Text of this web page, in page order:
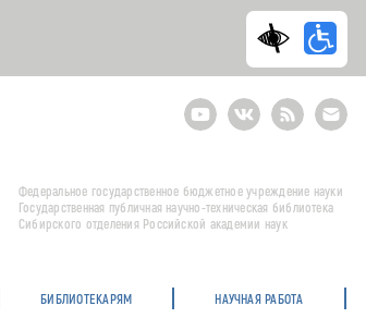
YoutubeВКонтактеRSS
E-
mail
подписка
Федеральное государственное бюджетное учреждение науки
Государственная публичная научно-техническая библиотека
Сибирского отделения Российской академии наук
БИБЛИОТЕКАРЯМ НАУЧНАЯ РАБОТА